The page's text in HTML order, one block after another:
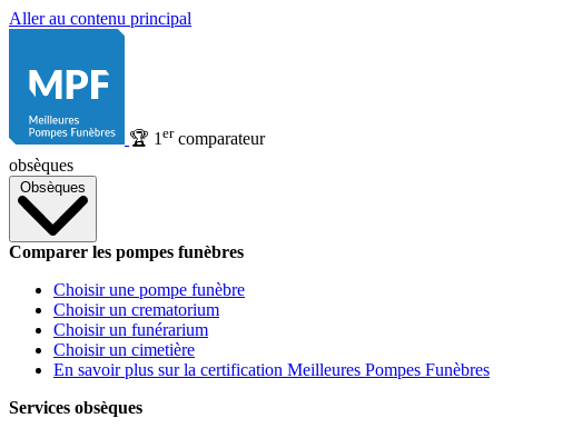
Aller au contenu principal
🏆 1 ercomparateur
obsèques
Obsèques
Comparer les pompes funèbres
Choisir une pompe funèbre
Choisir un crematorium
Choisir un funérarium
Choisir un cimetière
En savoir plus sur la certification Meilleures Pompes Funèbres
Services obsèques